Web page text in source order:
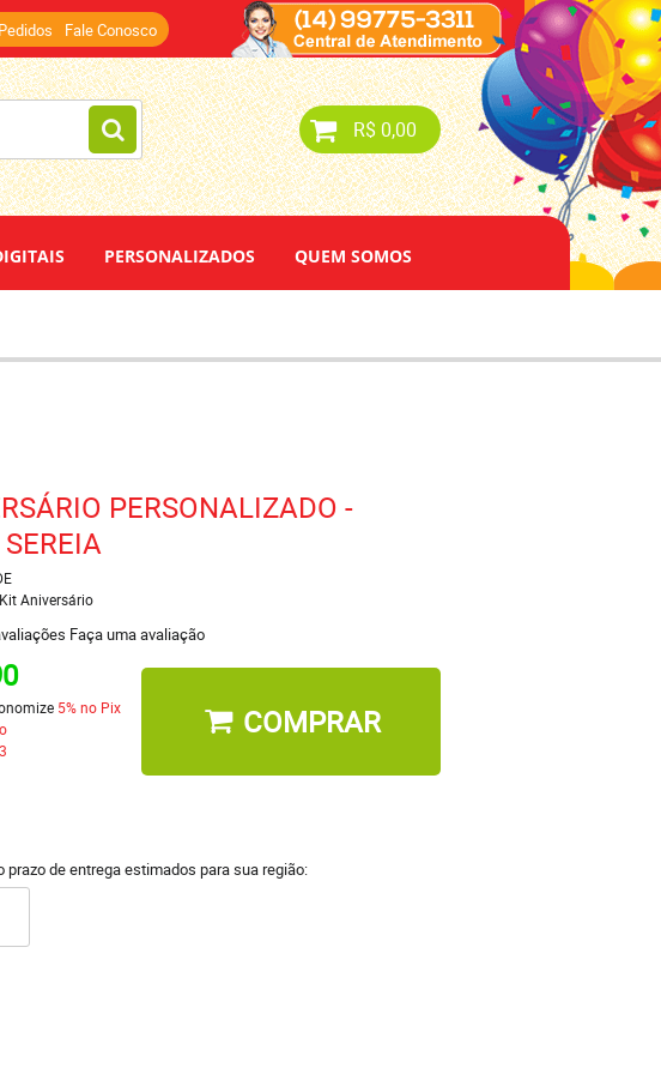
Fale Conosco
R$ 0,00
PERSONALIZADOS QUEM SOMOS
PERSONALIZADO -
Kit Aniversário
Faça uma avaliação
5% no Pix
COMPRAR
prazo de entrega estimados para sua região: